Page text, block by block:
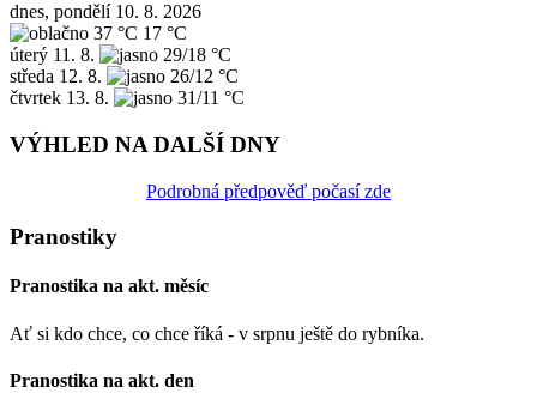
dnes, pondělí 10. 8. 2026
37 °C 17 °C
úterý 11. 8.
29/18 °C
středa 12. 8.
26/12 °C
čtvrtek 13. 8. 31/11 °C
VÝHLED NA DALŠÍ DNY
Podrobná předpověď počasí zde
Pranostiky
Pranostika na akt. měsíc
Ať si kdo chce, co chce říká - v srpnu ještě do rybníka.
Pranostika na akt. den